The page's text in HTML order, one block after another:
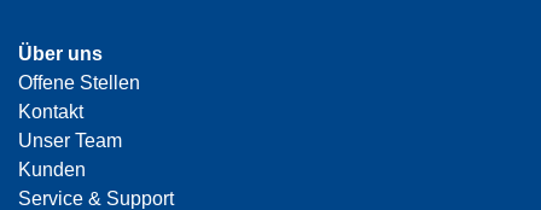
Über uns
Offene Stellen
Kontakt
Unser Team
Kunden
Service & Support